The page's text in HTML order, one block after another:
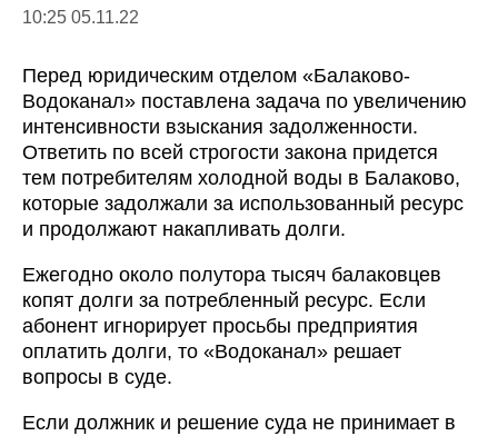
10:25 05.11.22
Перед юридическим отделом «Балаково-
Водоканал» поставлена задача по увеличению
интенсивности взыскания задолженности.
Ответить по всей строгости закона придется
тем потребителям холодной воды в Балаково,
которые задолжали за использованный ресурс
и продолжают накапливать долги.
Ежегодно около полутора тысяч балаковцев
копят долги за потребленный ресурс. Если
абонент игнорирует просьбы предприятия
оплатить долги, то «Водоканал» решает
вопросы в суде.
Если должник и решение суда не принимает в